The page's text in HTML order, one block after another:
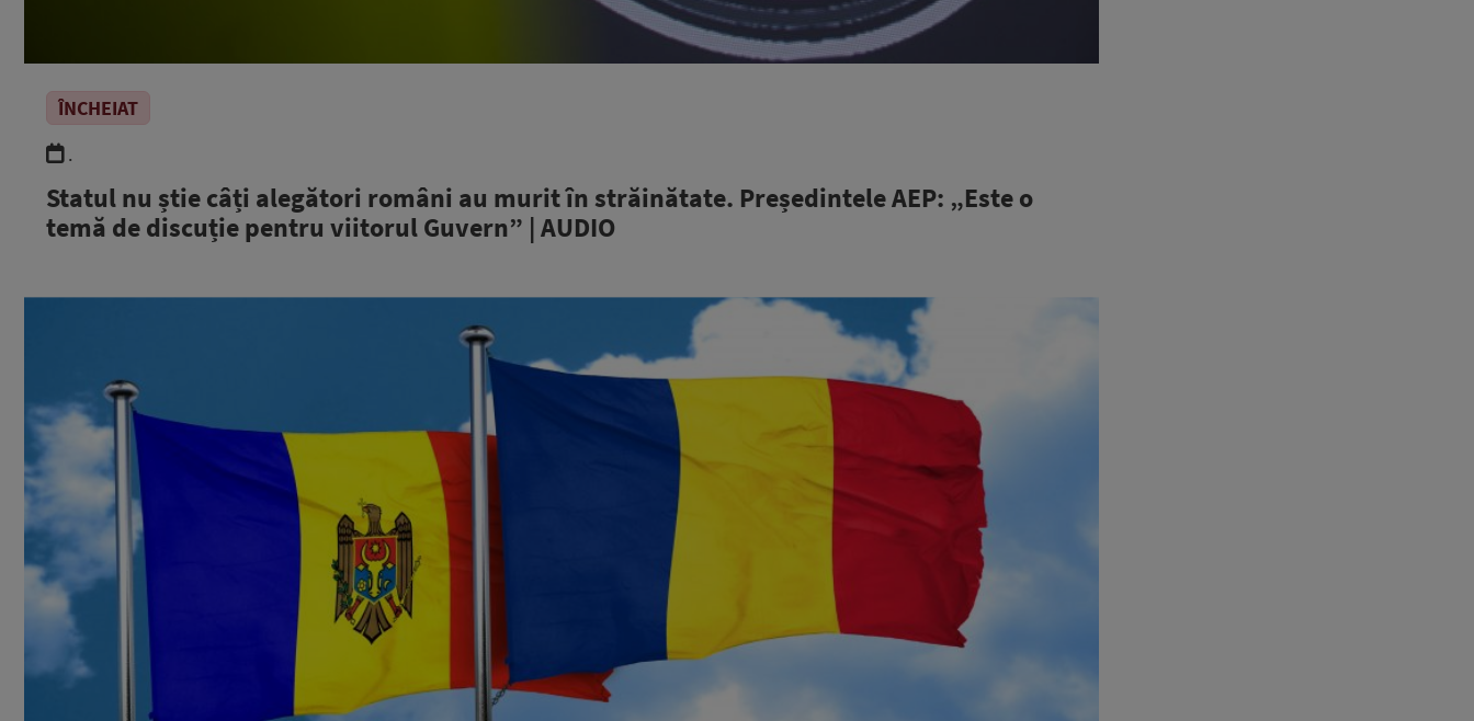
ÎNCHEIAT
.
Statul nu știe câți alegători români au murit în străinătate. Președintele AEP: „Este o
temă de discuție pentru viitorul Guvern” | AUDIO